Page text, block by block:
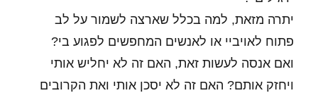
יתרה מזאת, למה בכלל שארצה לשמור על לב
פתוח לאויביי או לאנשים המחפשים לפגוע בי?
ואם אנסה לעשות זאת, האם זה לא יחליש אותי
ויחזק אותם? האם זה לא יסכן אותי ואת הקרובים